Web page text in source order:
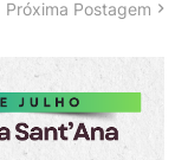
Próxima Postagem